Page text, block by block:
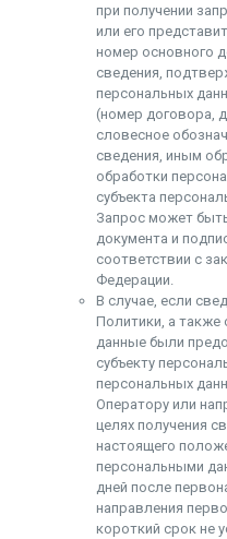
при получении
или его
номер основного
сведения,
персональных
(номер договора,
словесное
сведения, иным
обработки
субъекта
Запрос может
документа и
соответствии с
Федерации.
В случае, если
Политики, а
данные были
субъекту
персональных
Оператору или
целях получения
настоящего
персональными
дней после
направления
короткий срок не